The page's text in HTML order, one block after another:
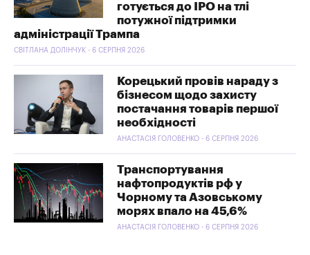
готується до IPO на тлі
потужної підтримки
адміністрації Трампа
СВІТЛАНА ДОЛІНЧУК - 6 СЕРПНЯ 2026
Корецький провів нараду з
бізнесом щодо захисту
постачання товарів першої
необхідності
АНАСТАСІЯ ГОЛОВЕНКО - 6 СЕРПНЯ 2026
Транспортування
нафтопродуктів рф у
Чорному та Азовському
морях впало на 45,6%
АНАСТАСІЯ ГОЛОВЕНКО - 6 СЕРПНЯ 2026